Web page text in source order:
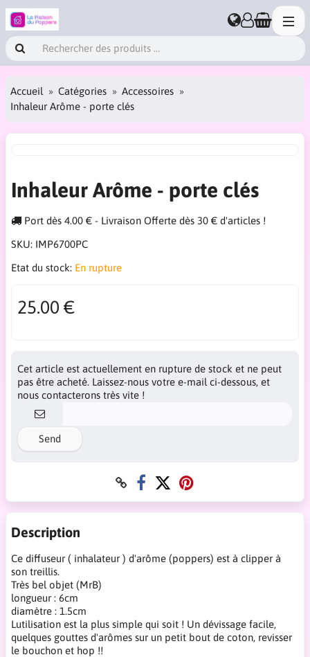
Accueil Catégories
Accessoires
Inhaleur Arôme - porte clés
Inhaleur Arôme - porte clés
Port dès 4.00 € - Livraison Offerte dès 30 € d'articles !
SKU: IMP6700PC
Etat du stock: En rupture
25.00 €
Cet article est actuellement en rupture de stock et ne peut
pas être acheté. Laissez-nous votre e-mail ci-dessous, et
nous contacterons très vite !
Send
Description
Ce diffuseur ( inhalateur ) d'arôme (poppers) est à clipper à
son treillis.
Très bel objet (MrB)
longueur : 6cm
diamètre : 1.5cm
Lutilisation est la plus simple qui soit ! Un dévissage facile,
quelques gouttes d'arômes sur un petit bout de coton, revisser
le bouchon et hop !!